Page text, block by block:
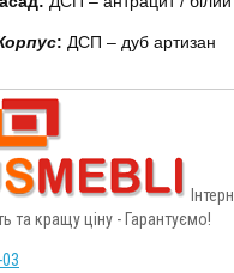
: ДСП – дуб артизан
та кращу ціну - Гарантуємо!